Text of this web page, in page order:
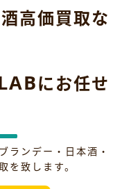
高価買取な
にお任せ
ランデー・日本酒・
を致します。